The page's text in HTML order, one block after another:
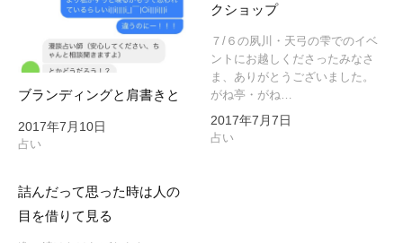
ブランディングと肩書きと
2017年7月10日
占い
クショップ
７/６の夙川・天弓の雫でのイベ
ントにお越しくださったみなさ
ま、ありがとうございました。
がね亭・がね…
2017年7月7日
占い
詰んだって思った時は人の
目を借りて見る